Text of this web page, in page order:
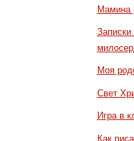
Мамина
Записки
Моя
Свет
Игра в
Как